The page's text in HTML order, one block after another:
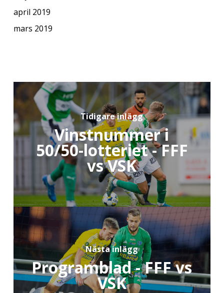
april 2019
mars 2019
Tidigare inlägg
Vinstnummer i
50/50-lotteriet - FFF
vs VSK
Nästa inlägg
Programblad - FFF vs
VSK